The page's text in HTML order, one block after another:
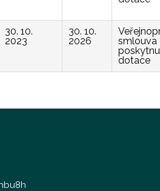
30. 10.
2023
30. 10.
2026
smlouva
dotace